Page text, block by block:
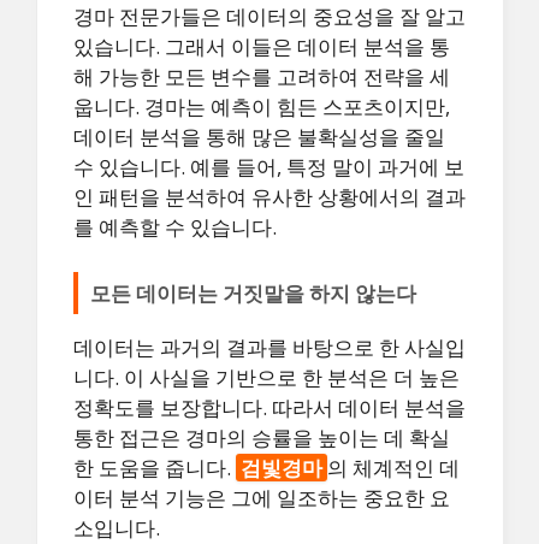
경마 전문가들은 데이터의 중요성을 잘 알고
있습니다. 그래서 이들은 데이터 분석을 통
해 가능한 모든 변수를 고려하여 전략을 세
웁니다. 경마는 예측이 힘든 스포츠이지만,
데이터 분석을 통해 많은 불확실성을 줄일
수 있습니다. 예를 들어, 특정 말이 과거에 보
인 패턴을 분석하여 유사한 상황에서의 결과
를 예측할 수 있습니다.
모든 데이터는 거짓말을 하지 않는다
데이터는 과거의 결과를 바탕으로 한 사실입
니다. 이 사실을 기반으로 한 분석은 더 높은
정확도를 보장합니다. 따라서 데이터 분석을
통한 접근은 경마의 승률을 높이는 데 확실
한 도움을 줍니다. 검빛경마 의 체계적인 데
이터 분석 기능은 그에 일조하는 중요한 요
소입니다.